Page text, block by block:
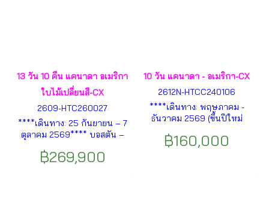
13 วัน 10 คืน แคนาดา อเมริกา
ใบไม้เปลี่ยนสี-CX
2609-HTC260027
****เดินทาง: 25 กันยายน – 7
ตุลาคม 2569**** บอสตัน –
พอยต์เลดจ์ – ย่านโอลด์พอร์ต –
฿269,900
10 วัน แคนาดา - อเมริกา-CX
2612N-HTCC240106
****เดินทาง: พฤษภาคม -
ธันวาคม 2569 (ขึ้นปีใหม่
รัฐสภา – จัตุรัสนาธาน ฟิลลิปส์
฿160,000